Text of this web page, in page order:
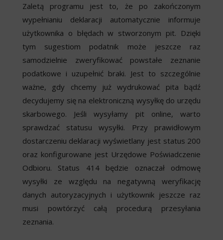
Zaletą programu jest to, że po zakończonym
wypełnianiu deklaracji automatycznie informuje
użytkownika o błędach w stworzonym pit. Dzięki
tym sugestiom podatnik może jeszcze raz
samodzielnie zweryfikować powstałe zeznanie
podatkowe i uzupełnić braki. Jest to szczególnie
ważne, gdy chcemy już wydrukować pita bądź
decydujemy się na elektroniczną wysyłkę do urzędu
skarbowego. Jeśli wysyłamy pit online, warto
sprawdzać statusu wysyłki. Przy prawidłowym
dostarczeniu deklaracji wyświetlany jest status 200
oraz konfigurowane jest Urzędowe Poświadczenie
Odbioru. Status 414 będzie oznaczał odmowę
wysyłki ze względu na negatywną weryfikację
danych autoryzacyjnych i użytkownik jeszcze raz
musi powtórzyć całą procedurą przesyłania
zeznania.